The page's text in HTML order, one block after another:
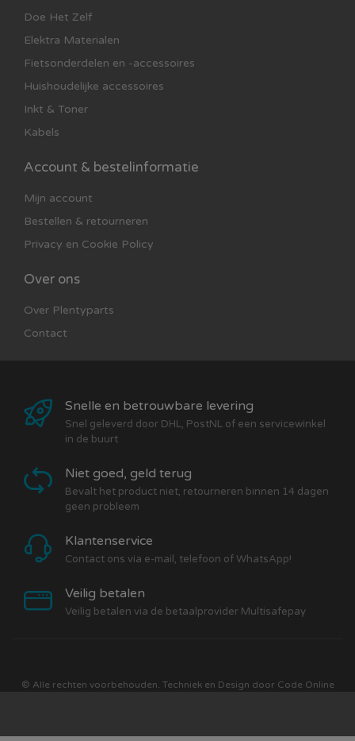
Doe Het Zelf
Elektra Materialen
Fietsonderdelen en -accessoires
Huishoudelijke accessoires
Inkt & Toner
Kabels
Account & bestelinformatie
Mijn account
Bestellen & retourneren
Privacy en Cookie Policy
Over ons
Over Plentyparts
Contact
Snelle en betrouwbare levering
Snel geleverd door DHL, PostNL of een servicewinkel
in de buurt
Niet goed, geld terug
Bevalt het product niet, retourneren binnen 14 dagen
geen probleem
Klantenservice
Contact ons via e-mail, telefoon of WhatsApp!
Veilig betalen
Veilig betalen via de betaalprovider Multisafepay
© Alle rechten voorbehouden. Techniek en Design door Code Online